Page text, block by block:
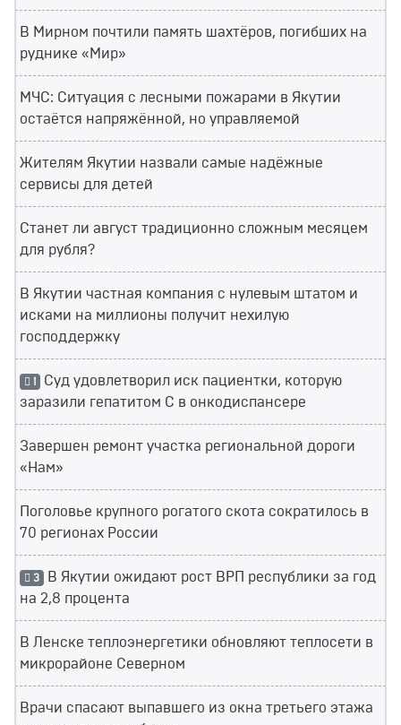
В Мирном почтили память шахтёров, погибших на
руднике «Мир»
МЧС: Ситуация с лесными пожарами в Якутии
остаётся напряжённой, но управляемой
Жителям Якутии назвали самые надёжные
сервисы для детей
Станет ли август традиционно сложным месяцем
для рубля?
В Якутии частная компания с нулевым штатом и
исками на миллионы получит нехилую
господдержку
1 Суд удовлетворил иск пациентки, которую
заразили гепатитом С в онкодиспансере
Завершен ремонт участка региональной дороги
«Нам»
Поголовье крупного рогатого скота сократилось в
70 регионах России
3 В Якутии ожидают рост ВРП республики за год
на 2,8 процента
В Ленске теплоэнергетики обновляют теплосети в
микрорайоне Северном
Врачи спасают выпавшего из окна третьего этажа